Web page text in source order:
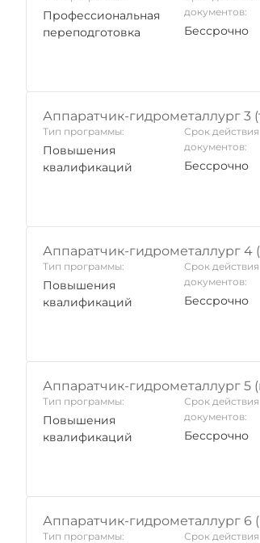
Профессиональная
переподготовка
документов:
Бессрочно
Аппаратчик-гидрометаллург 3
Тип программы:
Повышения
квалификаций
Срок действия
документов:
Бессрочно
Аппаратчик-гидрометаллург 4
Тип программы:
Повышения
квалификаций
Срок действия
документов:
Бессрочно
Аппаратчик-гидрометаллург 5
Тип программы:
Повышения
квалификаций
Срок действия
документов:
Бессрочно
Аппаратчик-гидрометаллург 6
Тип программы:
Срок действия